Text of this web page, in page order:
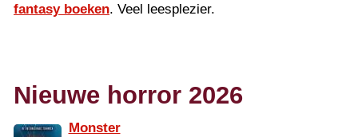
fantasy boeken. Veel leesplezier.
Nieuwe horror 2026
Monster